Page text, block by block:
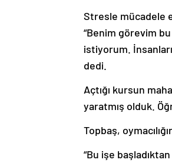
Stresle mücadele
“Benim görevim
istiyorum.
dedi.
Açtığı kursun
yaratmış olduk.
Topbaş,
“Bu işe